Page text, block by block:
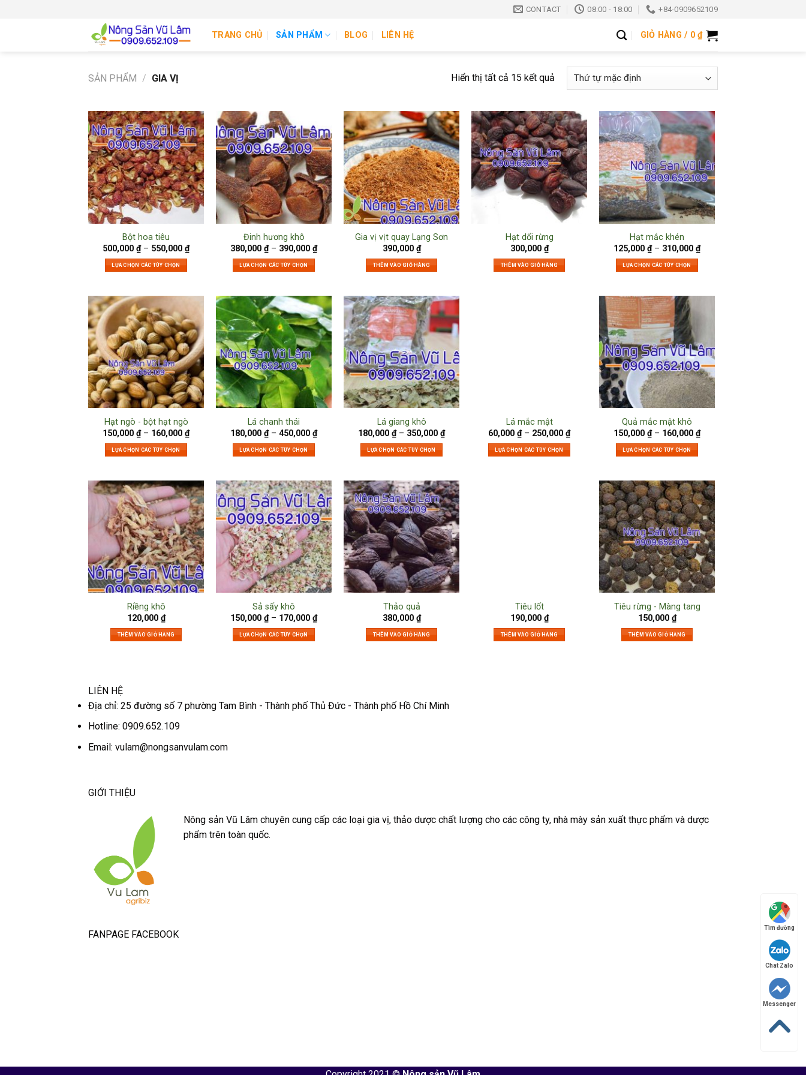
CONTACT 08:00 - 18:00 +84-0909652109
TRANG CHỦ SẢN PHẨM BLOG LIÊN HỆ GIỎ HÀNG / 0₫
SẢN PHẨM / GIA VỊ Hiển thị tất cả 15 kết quả
Bột hoa tiêu
500,000 ₫– 550,000 ₫
LỰA CHỌN CÁC TÙY CHỌN
Đinh hương khô
380,000 ₫– 390,000 ₫
LỰA CHỌN CÁC TÙY CHỌN
Gia vị vịt quay Lạng Sơn
390,000 ₫
THÊM VÀO GIỎ HÀNG
Hạt dổi rừng
300,000 ₫
THÊM VÀO GIỎ HÀNG
Hạt mắc khén
125,000 ₫– 310,000 ₫
LỰA CHỌN CÁC TÙY CHỌN
Hạt ngò - bột hạt ngò
150,000 ₫– 160,000 ₫
LỰA CHỌN CÁC TÙY CHỌN
Lá chanh thái
180,000 ₫– 450,000 ₫
LỰA CHỌN CÁC TÙY CHỌN
Lá giang khô
180,000 ₫– 350,000 ₫
LỰA CHỌN CÁC TÙY CHỌN
Lá mắc mật
60,000 ₫– 250,000 ₫
LỰA CHỌN CÁC TÙY CHỌN
Quả mắc mật khô
150,000 ₫– 160,000 ₫
LỰA CHỌN CÁC TÙY CHỌN
Riềng khô
120,000 ₫
THÊM VÀO GIỎ HÀNG
Sả sấy khô
150,000 ₫– 170,000 ₫
LỰA CHỌN CÁC TÙY CHỌN
Thảo quả
380,000 ₫
THÊM VÀO GIỎ HÀNG
Tiêu lốt
190,000 ₫
THÊM VÀO GIỎ HÀNG
Tiêu rừng - Màng tang
150,000 ₫
THÊM VÀO GIỎ HÀNG
LIÊN HỆ
Địa chỉ: 25 đường số 7 phường Tam Bình - Thành phố Thủ Đức - Thành phố Hồ Chí Minh
Hotline: 0909.652.109
Email: vulam@nongsanvulam.com
GIỚI THIỆU
Nông sản Vũ Lâm chuyên cung cấp các loại gia vị, thảo dược chất lượng cho các công ty, nhà mày sản xuất thực phẩm và dược
phẩm trên toàn quốc.
FANPAGE FACEBOOK
Tìm đường
Chat Zalo
Messenger